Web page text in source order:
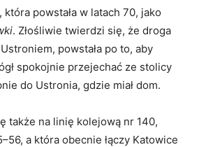
powstała w latach 70, jako
. Złośliwie twierdzi się, że droga
powstała po to, aby
spokojnie przejechać ze stolicy
do Ustronia, gdzie miał dom.
także na linię kolejową nr 140,
a która obecnie łączy Katowice